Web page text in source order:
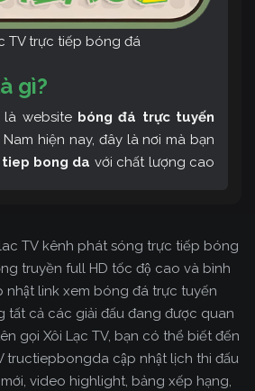
TV trực tiếp bóng đá
gì?
là website bóng đá trực tuyến
hiện nay, đây là nơi mà bạn
bong da với chất lượng cao
kỳ bổ ích mỗi ngày.
TV kênh phát sóng trực tiếp bóng
truyền full HD tốc độ cao và bình
nhật link xem bóng đá trực tuyến
tất cả các giải đấu đang được quan
gọi Xôi Lạc TV, bạn có thể biết đến
tructiepbongda cập nhật lịch thi đấu
video highlight, bảng xếp hạng,